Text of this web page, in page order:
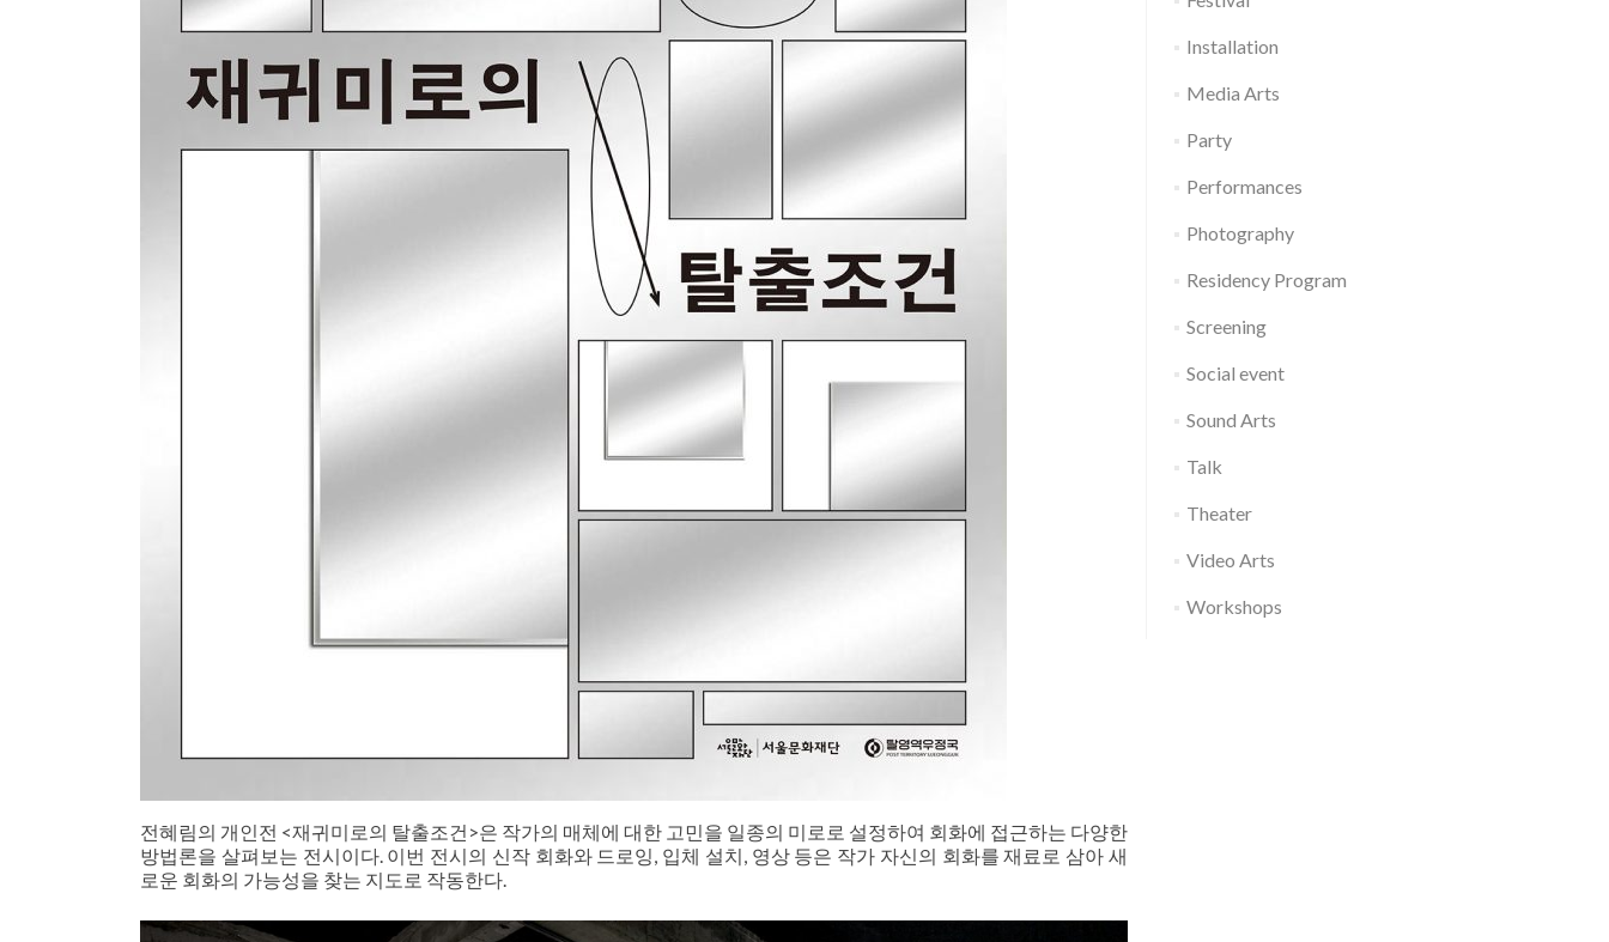
전혜림의 개인전 <재귀미로의 탈출조건>은 작가의 매체에 대한 고민을 일종의 미로로 설정하여 회화에 접근하는 다양한
방법론을 살펴보는 전시이다. 이번 전시의 신작 회화와 드로잉, 입체 설치, 영상 등은 작가 자신의 회화를 재료로 삼아 새
로운 회화의 가능성을 찾는 지도로 작동한다.
Installation
Media Arts
Party
Performances
Photography
Residency Program
Screening
Social event
Sound Arts
Talk
Theater
Video Arts
Workshops